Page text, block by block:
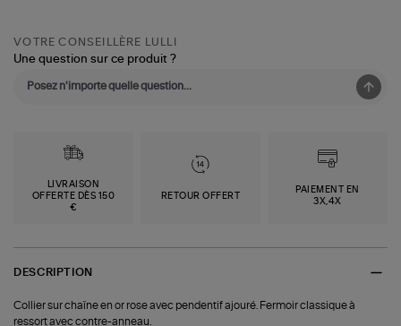
VOTRE CONSEILLÈRE LULLI
Une question sur ce produit ?
LIVRAISON
OFFERTE DÈS 150
€
RETOUR OFFERT
PAIEMENT EN
3X,4X
DESCRIPTION
Collier sur chaîne en or rose avec pendentif ajouré. Fermoir classique à
ressort avec contre-anneau.